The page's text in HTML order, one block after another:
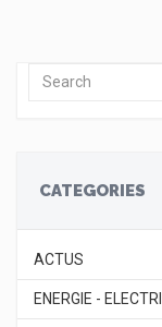
CATEGORIES
ACTUS
ENERGIE -